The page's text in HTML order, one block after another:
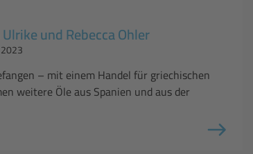
und Rebecca Ohler
– mit einem Handel für griechischen
weitere Öle aus Spanien und aus der